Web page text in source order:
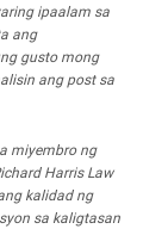
ipaalam sa
ang
gusto mong
ang post sa
miyembro ng
Harris Law
kalidad ng
sa kaligtasan